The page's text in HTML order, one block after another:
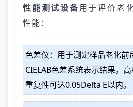
性能测试设备用于评价老
性能：
色差仪：用于测定样品老化前
CIELAB色差系统表示结果。
重复性可达0.05Delta E以内。